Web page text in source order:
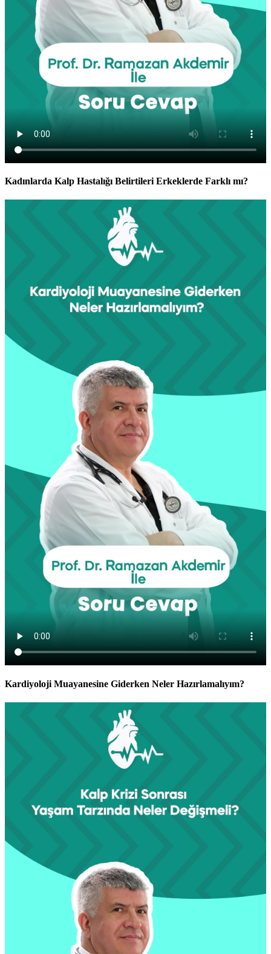
Kadınlarda Kalp Hastalığı Belirtileri Erkeklerde Farklı mı?
Kardiyoloji Muayanesine Giderken Neler Hazırlamalıyım?